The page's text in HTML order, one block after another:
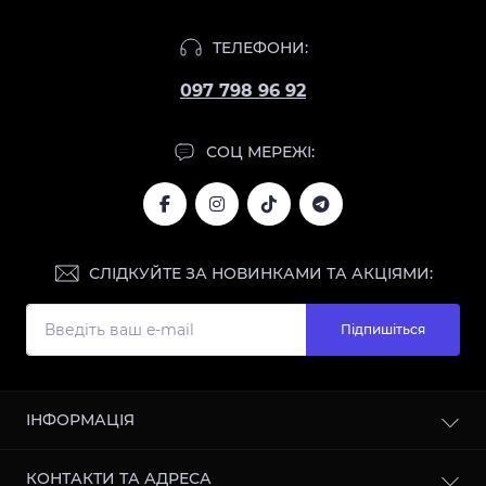
ТЕЛЕФОНИ:
097 798 96 92
СОЦ МЕРЕЖІ:
СЛІДКУЙТЕ ЗА НОВИНКАМИ ТА АКЦІЯМИ:
Підпишіться
ІНФОРМАЦІЯ
КОНТАКТИ ТА АДРЕСА